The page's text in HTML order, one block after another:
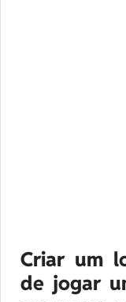
Criar um
de jogar